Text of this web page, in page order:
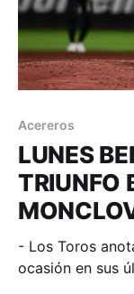
Acereros
LUNES
TRIUNFO
- Los Toros
ocasión en sus